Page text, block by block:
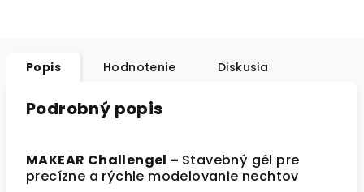
Popis Hodnotenie Diskusia
Podrobný popis
MAKEAR Challengel – Stavebný gél pre
precízne a rýchle modelovanie nechtov